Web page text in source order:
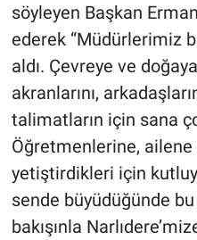
söyleyen Başkan
ederek “Müdürlerimiz
aldı. Çevreye ve
akranlarını,
talimatların için sana
Öğretmenlerine,
yetiştirdikleri için
sende büyüdüğünde
bakışınla